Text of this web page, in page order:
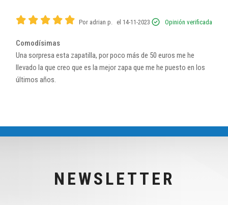
Por adrian p. el 14-11-2023 Opinión verificada
Comodísimas
Una sorpresa esta zapatilla, por poco más de 50 euros me he
llevado la que creo que es la mejor zapa que me he puesto en los
últimos años.
NEWSLETTER